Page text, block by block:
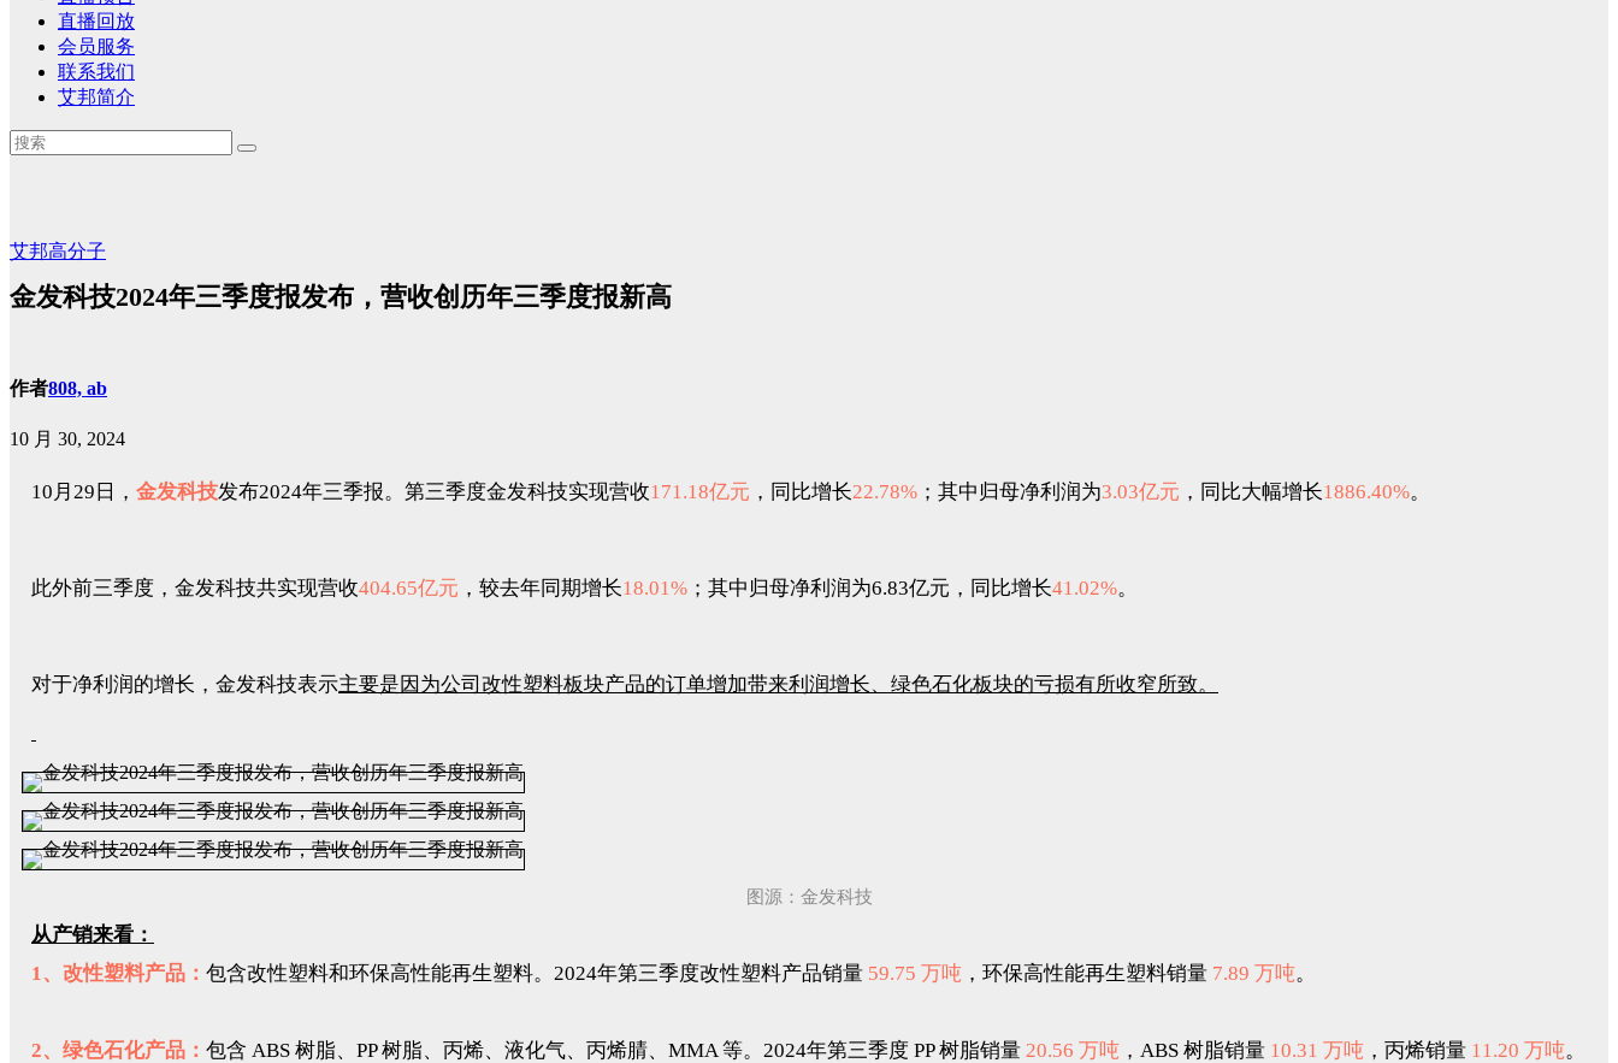
直播回放
会员服务
联系我们
艾邦简介
艾邦高分子
金发科技2024年三季度报发布，营收创历年三季度报新高
作者808, ab
10 月 30, 2024
10月29日， 金发科技发布2024年三季报。第三季度金发科技实现营收171.18亿元 ，同比增长22.78% ；其中归母净利润为3.03亿元 ，同比大幅增长1886.40%。
此外前三季度，金发科技共实现营收404.65亿元 ，较去年同期增长18.01% ；其中归母净利润为6.83亿元，同比增长41.02%。
对于净利润的增长，金发科技表示主要是因为公司改性塑料板块产品的订单增加带来利润增长、绿色石化板块的亏损有所收窄所致。
图源：金发科技
从产销来看：
1、改性塑料产品： 包含改性塑料和环保高性能再生塑料。2024年第三季度改性塑料产品销量 59.75 万吨 ，环保高性能再生塑料销量 7.89 万吨。
2、绿色石化产品： 包含 ABS 树脂、PP 树脂、丙烯、液化气、丙烯腈、MMA 等。2024年第三季度 PP 树脂销量 20.56 万吨 ，ABS 树脂销量 10.31 万吨 ，丙烯销量 11.20 万吨。